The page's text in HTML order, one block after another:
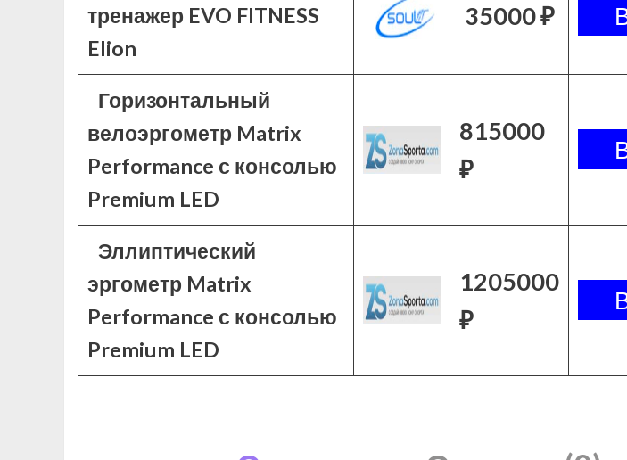
тренажер EVO FITNESS
Elion
35000 ₽
Горизонтальный
велоэргометр Matrix
Performance с консолью
Premium LED
815000
₽
Эллиптический
эргометр Matrix
Performance с консолью
Premium LED
1205000
₽